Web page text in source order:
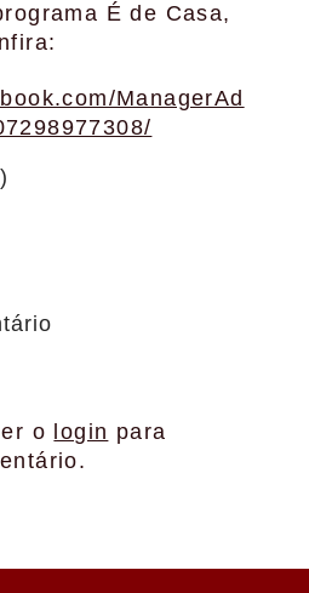
É de Casa,
ManagerAd
o login para